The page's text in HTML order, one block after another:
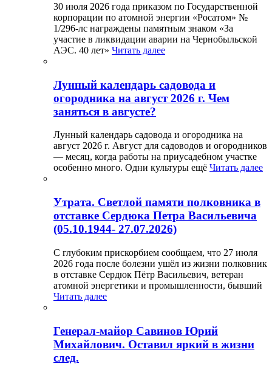
30 июля 2026 года приказом по Государственной
корпорации по атомной энергии «Росатом» №
1/296-лс награждены памятным знаком «За
участие в ликвидации аварии на Чернобыльской
АЭС. 40 лет» Читать далее
Лунный календарь садовода и
огородника на август 2026 г. Чем
заняться в августе?
Лунный календарь садовода и огородника на
август 2026 г. Август для садоводов и огородников
— месяц, когда работы на приусадебном участке
особенно много. Одни культуры ещё Читать далее
Утрата. Светлой памяти полковника в
отставке Сердюка Петра Васильевича
(05.10.1944- 27.07.2026)
С глубоким прискорбием сообщаем, что 27 июля
2026 года после болезни ушёл из жизни полковник
в отставке Сердюк Пётр Васильевич, ветеран
атомной энергетики и промышленности, бывший
Читать далее
Генерал-майор Савинов Юрий
Михайлович. Оставил яркий в жизни
след.